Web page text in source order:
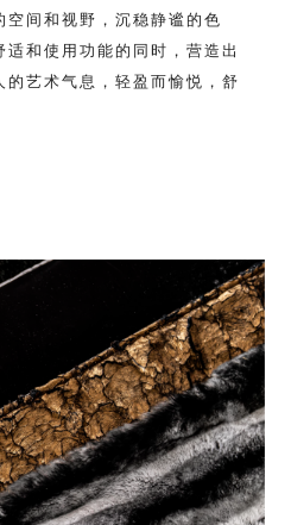
间和视野，沉稳静谧的色
和使用功能的同时，营造出
艺术气息，轻盈而愉悦，舒